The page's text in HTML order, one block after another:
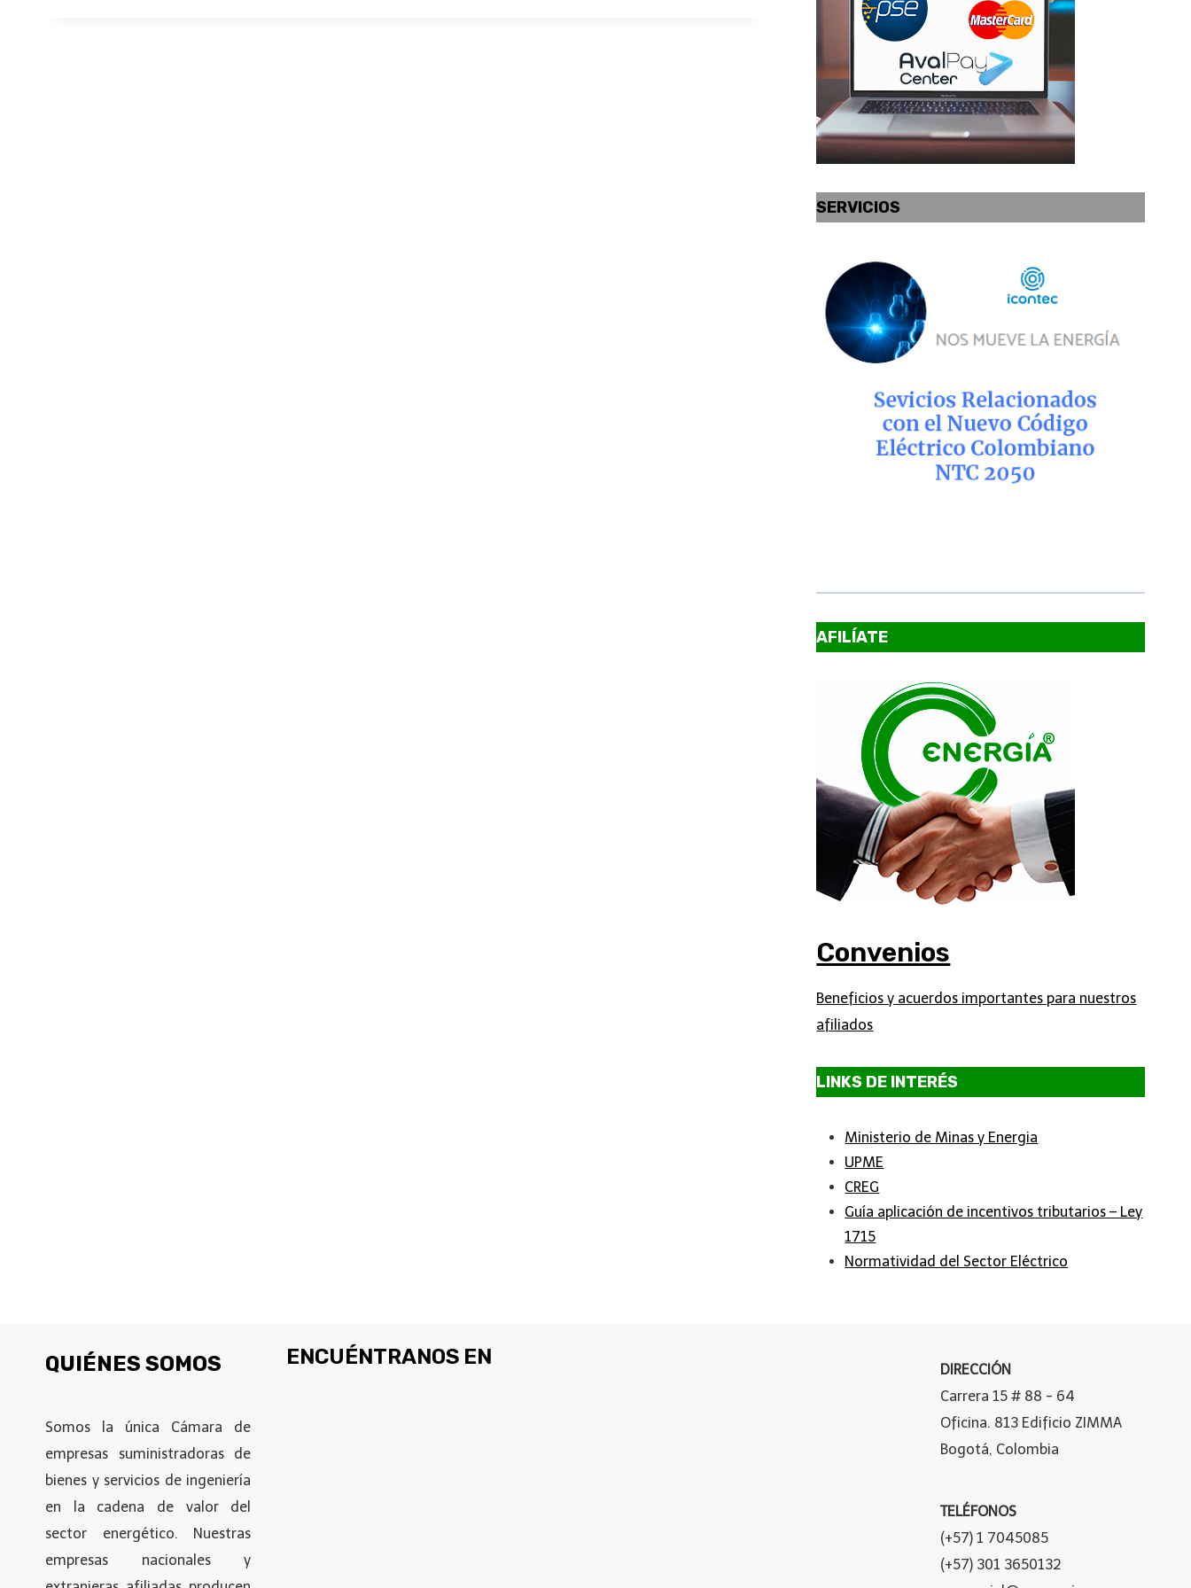
SERVICIOS
AFILÍATE
Convenios
Beneficios y acuerdos importantes para nuestros
afiliados
LINKS DE INTERÉS
Ministerio de Minas y Energia
UPME
CREG
Guía aplicación de incentivos tributarios – Ley
1715
Normatividad del Sector Eléctrico
QUIÉNES SOMOS
Somos la única Cámara de
empresas suministradoras de
bienes y servicios de ingeniería
en la cadena de valor del
sector energético. Nuestras
empresas nacionales y
ENCUÉNTRANOS EN
DIRECCIÓN
Carrera 15 # 88 - 64
Oficina. 813 Edificio ZIMMA
Bogotá, Colombia
TELÉFONOS
(+57) 1 7045085
(+57) 301 3650132